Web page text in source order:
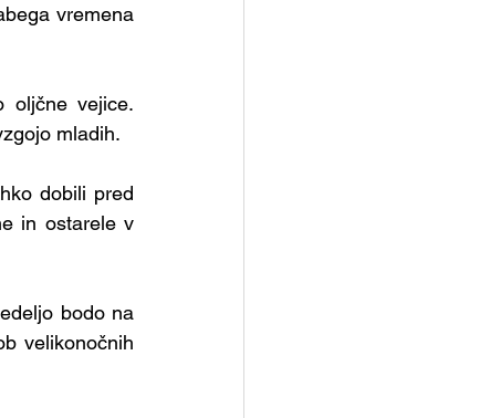
vremena
vejice.
mladih.
dobili pred
in ostarele v
bodo na
velikonočnih